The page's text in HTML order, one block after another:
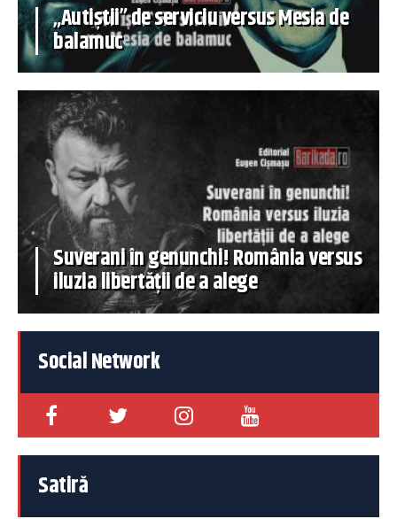
„Autiștii” de serviciu versus Mesia de
balamuc
Suverani în genunchi! România versus
iluzia libertății de a alege
Social Network
Satiră